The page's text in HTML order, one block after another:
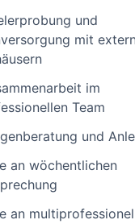
und
mit
im
Team
und
an wöchentlichen
an